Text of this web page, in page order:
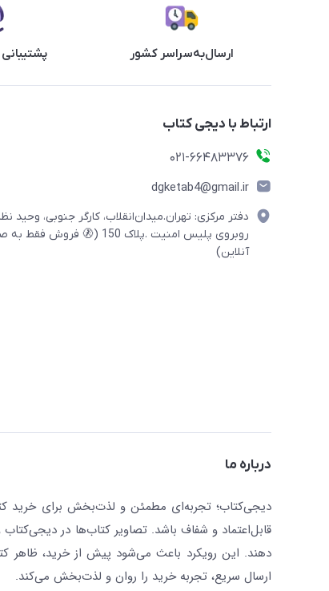
ارسال‌به‌سراسر کشور
ارتباط با دیجی کتاب
021-66483376
dgketab4@gmail.ir
دفتر مرکزی: تهران.میدان‌انقلاب، کارگر جنوبی، وحید
روبروی پلیس امنیت .پلاک 150 (🚷 فروش
آنلاین)
درباره ما
دیجی‌کتاب؛ تجربه‌ای مطمئن و لذت‌بخش برای خرید
قابل‌اعتماد و شفاف باشد. تصاویر کتاب‌ها در
دهند. این رویکرد باعث می‌شود پیش از خرید، ظاهر
ارسال سریع، تجربه خرید را روان و لذت‌بخش می‌کند.